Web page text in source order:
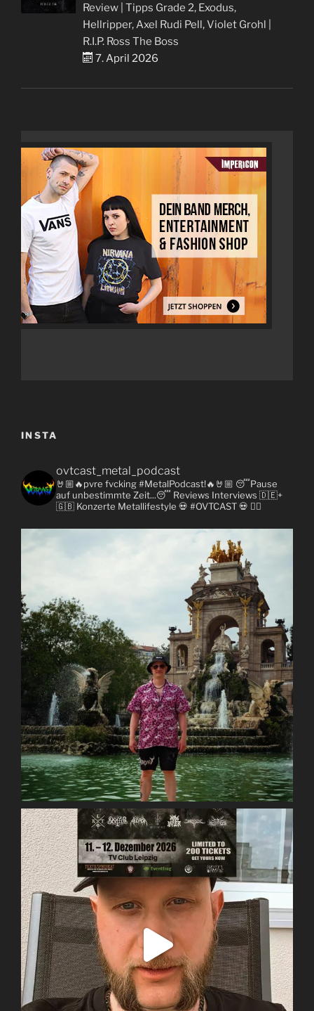
Review | Tipps Grade 2, Exodus,
Hellripper, Axel Rudi Pell, Violet Grohl |
R.I.P. Ross The Boss
7. April 2026
INSTA
ovtcast_metal_podcast
🤘🏼🔥pvre fvcking #MetalPodcast!🔥🤘🏼 😴Pause
auf unbestimmte Zeit...😴 Reviews Interviews 🇩🇪+
🇬🇧 Konzerte Metallifestyle 💀 #OVTCAST 💀 👇🏼